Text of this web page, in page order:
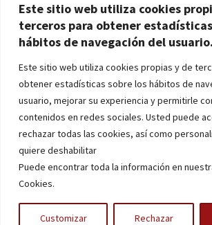
Este sitio web utiliza cookies
terceros para obtener
hábitos de navegación del usuario.
Este sitio web utiliza cookies propias y de
obtener estadísticas sobre los hábitos de
usuario, mejorar su experiencia y permitirle
contenidos en redes sociales. Usted puede
rechazar todas las cookies, así como
quiere deshabilitar
Puede encontrar toda la información en
Cookies.
Customizar Rechazar
Alfombras baratas
Procedencia de las alfombras
Oferta de alfombras
Alfombras juveniles
Alfombras económicas
Alfombras a medida
Alfombras orientales
Venta de alfombras